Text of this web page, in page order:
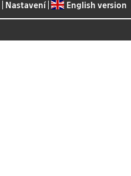
Nastavení| English version